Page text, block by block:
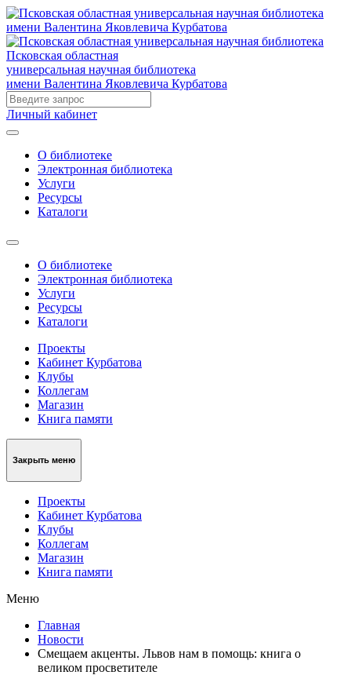
Псковская областная
универсальная научная библиотека
имени Валентина Яковлевича Курбатова
Личный кабинет
О библиотеке
Электронная библиотека
Услуги
Ресурсы
Каталоги
О библиотеке
Электронная библиотека
Услуги
Ресурсы
Каталоги
Проекты
Кабинет Курбатова
Клубы
Коллегам
Магазин
Книга памяти
Закрыть меню
Проекты
Кабинет Курбатова
Клубы
Коллегам
Магазин
Книга памяти
Меню
Главная
Новости
Смещаем акценты. Львов нам в помощь: книга о
великом просветителе